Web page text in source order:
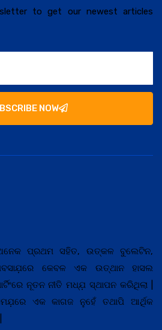
to get our newest articles
NOW
ପ୍ରଥମ ସହିତ, ଉତ୍କଳ ବୁଲେଟିନ,
କେବଳ ଏକ ଉତ୍ଥାନ ହାସଲ
ନୂତନ ନୀତି ମଧ୍ଯ଼ ସ୍ଥାପନ କରିଥିଲା |
ଏକ କାଗଜ ନୁହେଁ ତଥାପି ଆର୍ଥିକ